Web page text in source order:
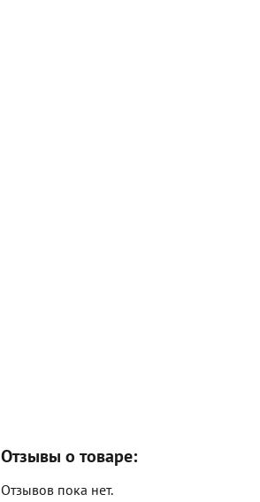
Отзывы о товаре:
Отзывов пока нет.